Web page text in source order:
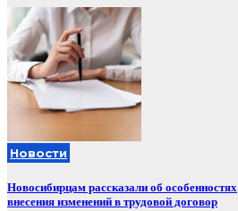
Новости
Новосибирцам рассказали об особенностях
внесения изменений в трудовой договор